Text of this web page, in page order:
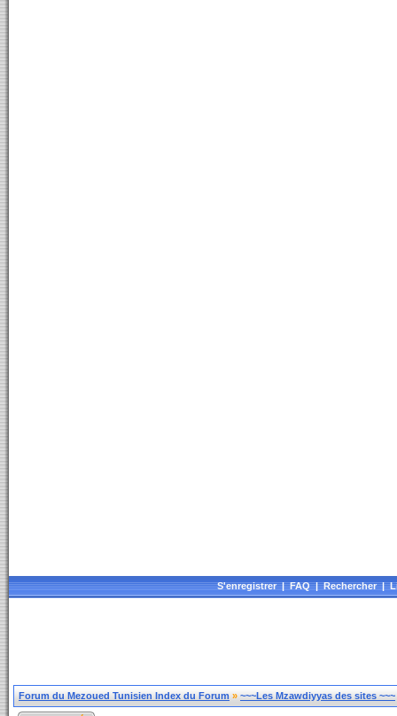
S'enregistrer|FAQ|Rechercher|
Forum du Mezoued Tunisien Index du Forum » ~~~Les Mzawdiyyas des sites ~~~